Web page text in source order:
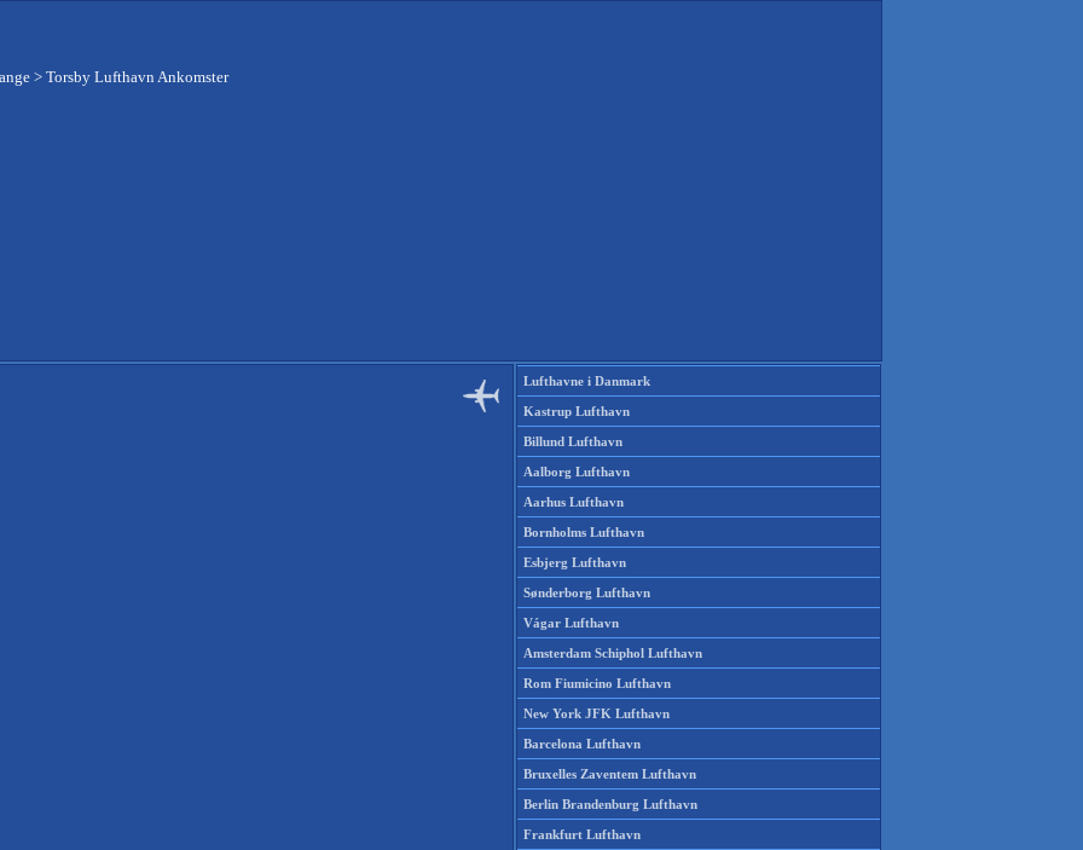
> Torsby Lufthavn Ankomster
Lufthavne i Danmark
Kastrup Lufthavn
Billund Lufthavn
Aalborg Lufthavn
Aarhus Lufthavn
Bornholms Lufthavn
Esbjerg Lufthavn
Sønderborg Lufthavn
Vágar Lufthavn
Amsterdam Schiphol Lufthavn
Rom Fiumicino Lufthavn
New York JFK Lufthavn
Barcelona Lufthavn
Bruxelles Zaventem Lufthavn
Berlin Brandenburg Lufthavn
Frankfurt Lufthavn